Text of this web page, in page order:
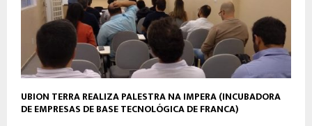
UBION TERRA REALIZA PALESTRA NA IMPERA (INCUBADORA
DE EMPRESAS DE BASE TECNOLÓGICA DE FRANCA)